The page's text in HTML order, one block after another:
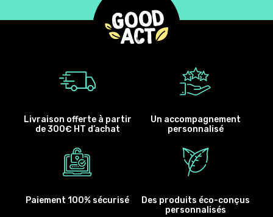
Livraison offerte à partir
de 300€ HT d’achat
Un accompagnement
personnalisé
Paiement 100% sécurisé
Des produits éco-conçus
personnalisés